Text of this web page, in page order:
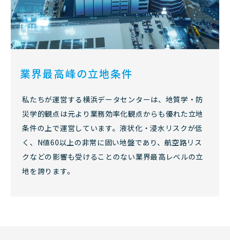
業界最高峰の立地条件
私たちが運営する横浜データセンターは、地質学・防
災学的観点は元より業務効率化観点からも優れた立地
条件の上で運営しています。液状化・浸水リスクが低
く、N値60以上の非常に固い地盤であり、航空路リス
クなどの影響も受けることのない業界最高レベルの立
地を誇ります。